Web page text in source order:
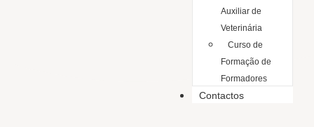
Auxiliar de
Veterinária
Curso de
Formação de
Formadores
Contactos